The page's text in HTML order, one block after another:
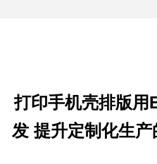
打印手机壳排版用
发 提升定制化生